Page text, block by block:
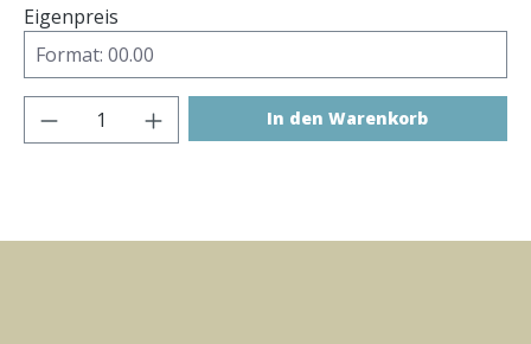
Eigenpreis
Produkt Anzahl: Gib den gewünschten
In den Warenkorb